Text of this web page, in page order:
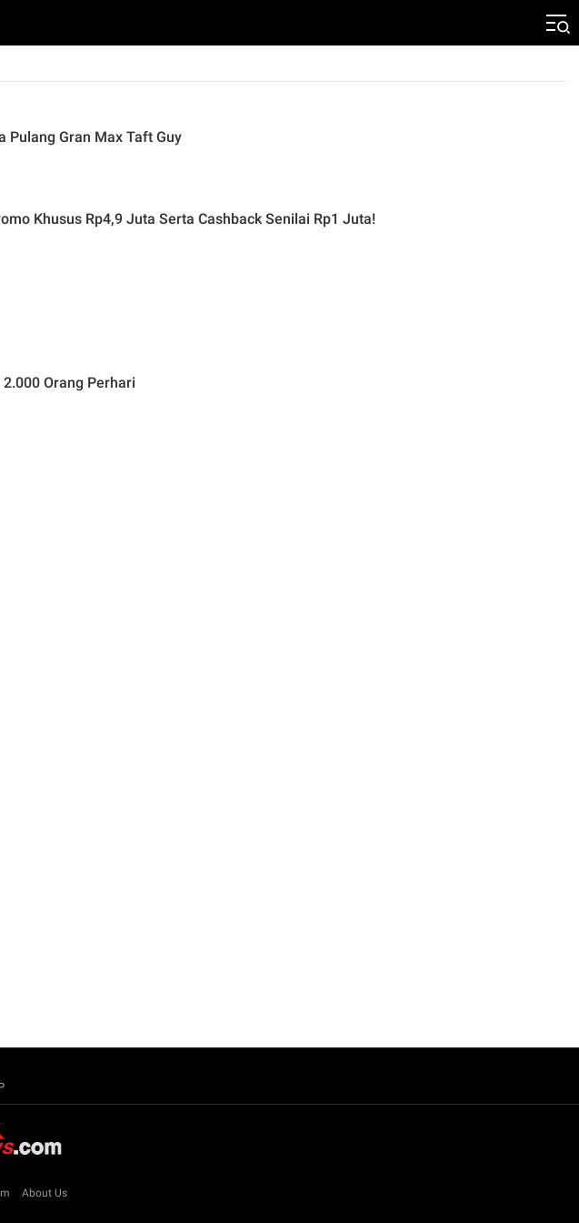
Pulang Gran Max Taft Guy
Khusus Rp4,9 Juta Serta Cashback Senilai Rp1 Juta!
Orang Perhari
About Us